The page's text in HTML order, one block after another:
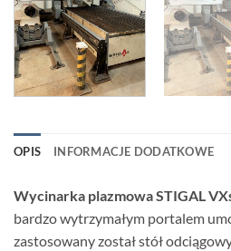
OPIS INFORMACJE DODATKOWE
Wycinarka plazmowa STIGAL
bardzo wytrzymałym portalem
zastosowany został stół